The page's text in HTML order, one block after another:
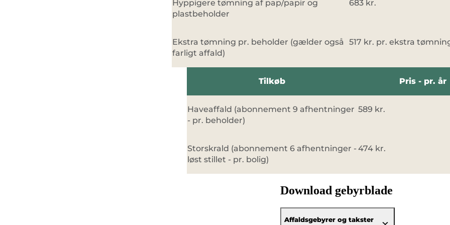
Hyppigere tømning af pap/papir og
plastbeholder
683 kr.
Ekstra tømning pr. beholder (gælder også
farligt affald)
517 kr. pr. ekstra
Tilkøb Pris - pr. år
Haveaffald (abonnement 9 afhentninger
- pr. beholder)
589 kr.
Storskrald (abonnement 6 afhentninger -
løst stillet - pr. bolig)
474 kr.
Download gebyrblade
Affaldsgebyrer og takster